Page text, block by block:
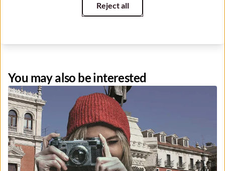
You may also be interested
Reject all